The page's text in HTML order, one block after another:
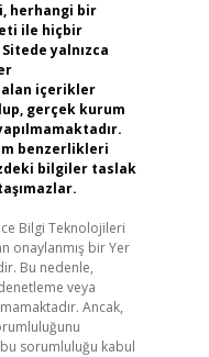
herhangi bir
ile hiçbir
yalnızca
alan içerikler
gerçek kurum
benzerlikleri
bilgiler taslak
Bilgi Teknolojileri
onaylanmış bir Yer
Bu nedenle,
veya
Ancak,
sorumluluğu kabul